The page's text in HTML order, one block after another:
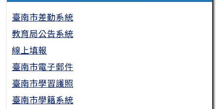
臺南市差勤系統
教育局公告系統
線上填報
臺南市電子郵件
臺南市學習護照
臺南市學籍系統